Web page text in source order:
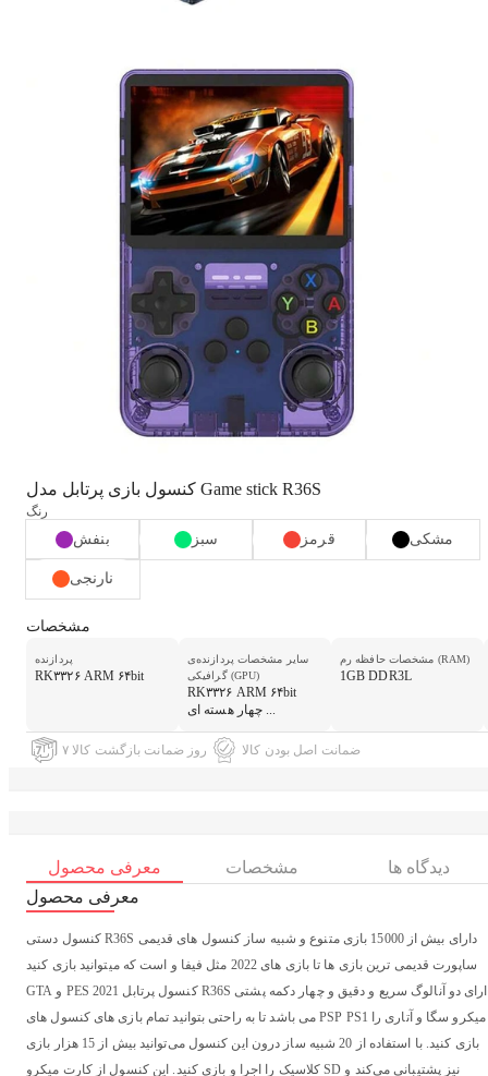
کنسول بازی پرتابل مدل Game stick R36S
رنگ
بنفش سبز قرمز مشکی
نارنجی
مشخصات
پردازنده
RK۳۳۲۶ ARM ۶۴bit
سایر مشخصات پردازنده‌ی
گرافیکی (GPU)
RK۳۳۲۶ ARM ۶۴bit
چهار هسته ای ...
مشخصات حافظه رم (RAM)
1GB DDR3L
۷ روز ضمانت بازگشت کالا ضمانت اصل بودن کالا
معرفی محصول مشخصات
دیدگاه ها
معرفی محصول
کنسول دستی R36S دارای بیش از 15000 بازی متنوع و شبیه ساز کنسول‌ های قدیمی
است که میتوانید بازی کنید ‎ساپورت قدیمی ترین بازی ها تا بازی های 2022 مثل فیفا و
GTA و PES 2021 کنسول پرتابل R36S دارای دو آنالوگ سریع و دقیق و چهار دکمه پشتی
می باشد تا به راحتی بتوانید تمام بازی‌ های کنسول‌ های PSP PS1 میکرو سگا و آتاری را
بازی کنید. با استفاده از 20 شبیه‌ ساز درون این کنسول می‌توانید بیش از 15 هزار بازی
کلاسیک را اجرا و بازی کنید. این کنسول از کارت میکرو SD نیز پشتیبانی می‌کند و